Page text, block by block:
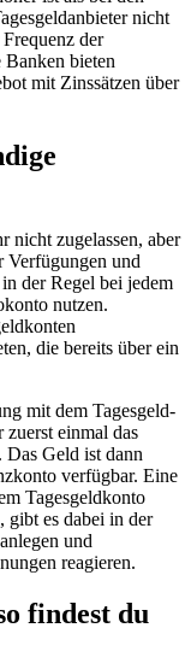
nicht
der
Banken bieten
mit Zinssätzen über
nicht zugelassen, aber
Verfügungen und
der Regel bei jedem
nutzen.
die bereits über ein
mit dem Tagesgeld-
einmal das
Das Geld ist dann
verfügbar. Eine
Tagesgeldkonto
gibt es dabei in der
und
reagieren.
findest du